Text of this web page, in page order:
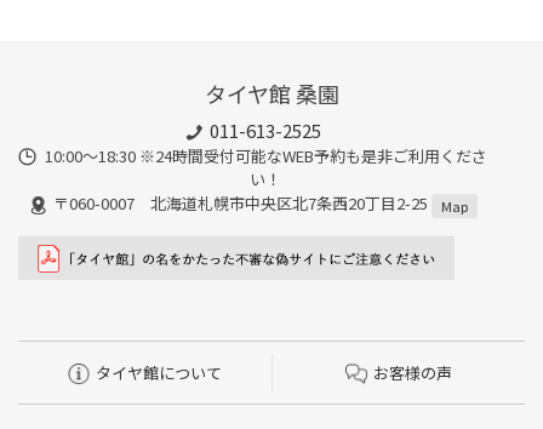
タイヤ館 桑園
011-613-2525
10:00～18:30 ※24時間受付可能なWEB予約も是非ご利用くださ
い！
〒060-0007 北海道札幌市中央区北7条西20丁目2-25
Map
タイヤ館について お客様の声